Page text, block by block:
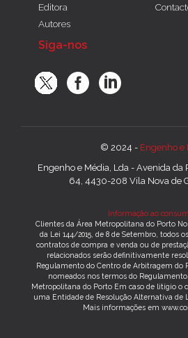
Editora
Autores
Siga-nos
© 2024 - Engenho e
Engenho e Média, Lda - Avenida da
64, 4430-208 Vila Nova de
Informação ao
Clientes da Área Metropolitana do Porto
da Lei 144/2015, de 8 de Setembro, todos
contratos de compra e venda ou de
relacionados serão definitivamente
Regulamento do Centro de Arbitragem do
nomeados nos termos do
Metropolitana do Porto Em caso de litígio o
uma Entidade de Resolução Alternativa de
Mais informações em